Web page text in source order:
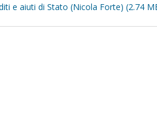
e aiuti di Stato (Nicola Forte) (2.74